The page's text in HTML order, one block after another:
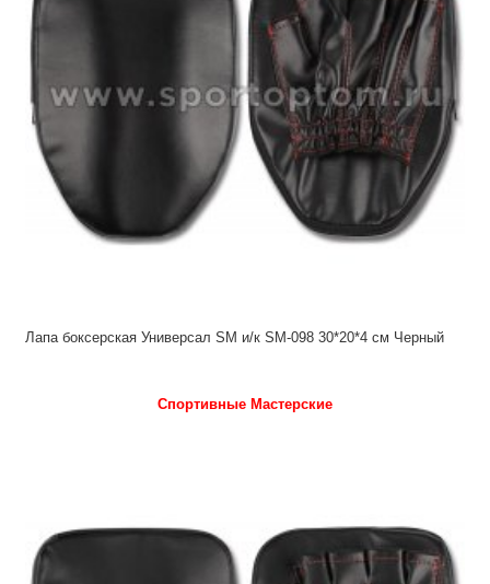
Лапа боксерская Универсал SM и/к SM-098 30*20*4 см Черный
Спортивные Мастерские